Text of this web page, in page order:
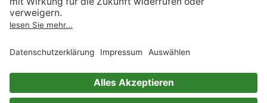
Impressum
Immer ein gutes Buch